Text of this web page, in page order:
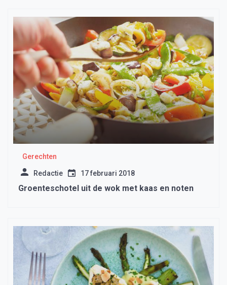
Gerechten
Redactie 17 februari 2018
Groenteschotel uit de wok met kaas en noten